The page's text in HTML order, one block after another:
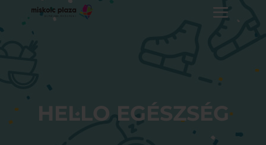
HELLO EGÉSZSÉG